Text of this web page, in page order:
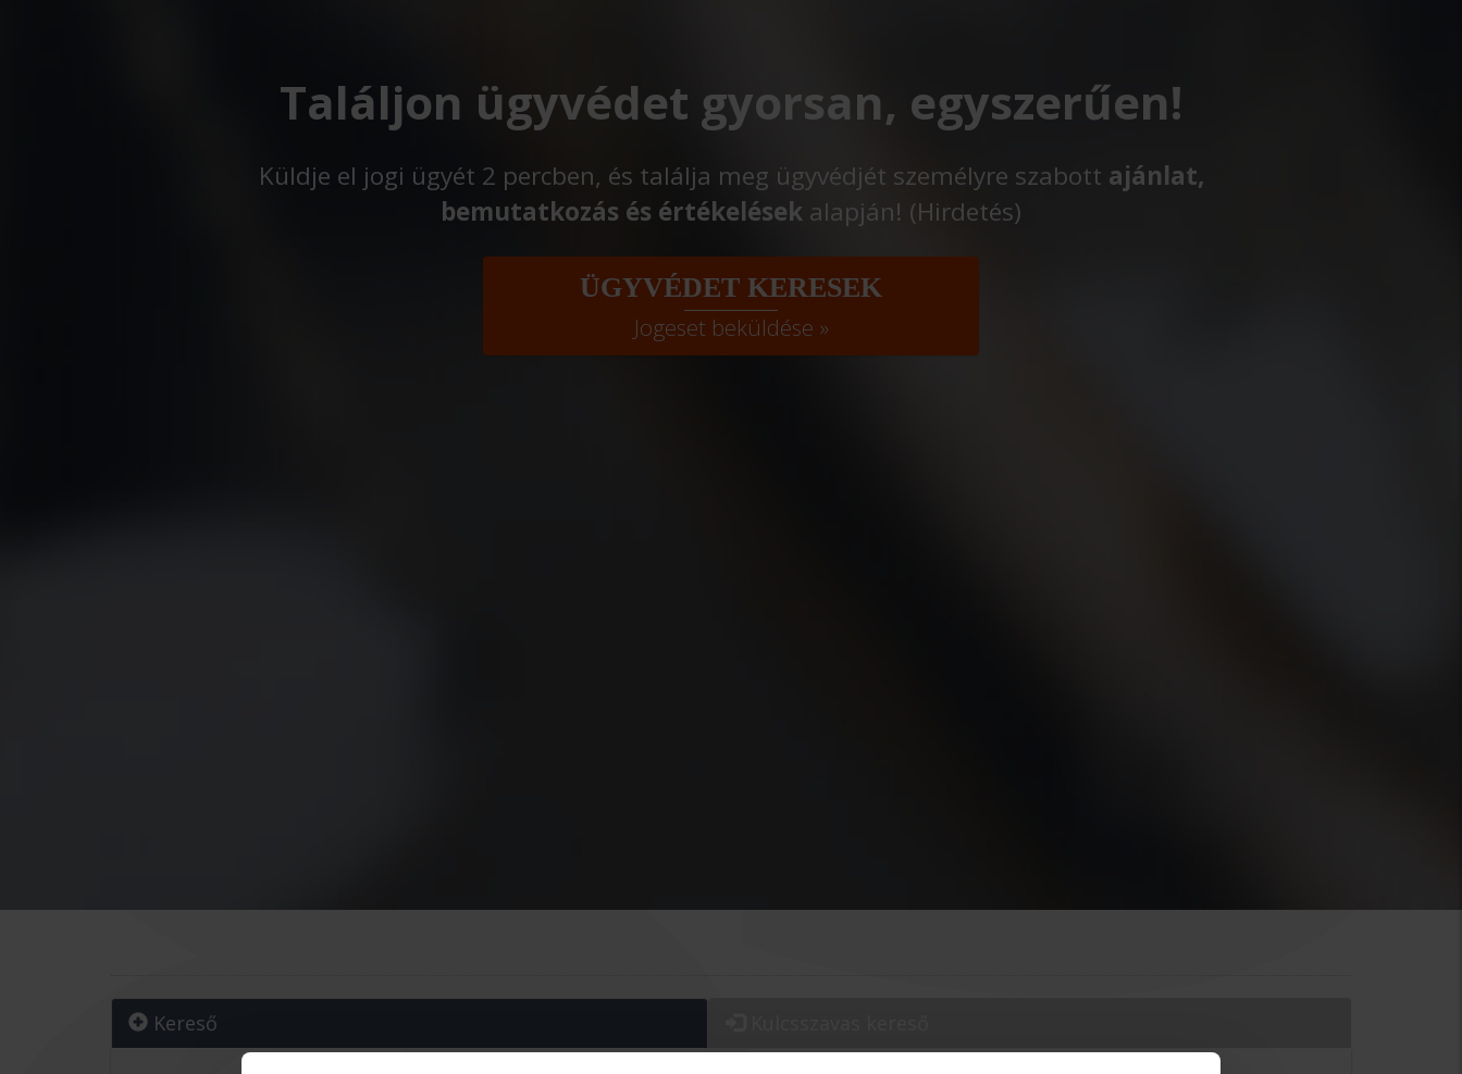
Találjon ügyvédet gyorsan, egyszerűen!
Küldje el jogi ügyét 2 percben, és találja meg ügyvédjét személyre szabott ajánlat,
bemutatkozás és értékelések alapján! (Hirdetés)
ÜGYVÉDET KERESEK
Jogeset beküldése »
Kereső